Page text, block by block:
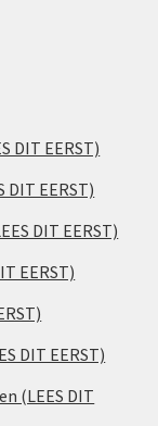
DIT EERST)
EERST)
DIT EERST)
EERST)
DIT EERST)
(LEES DIT